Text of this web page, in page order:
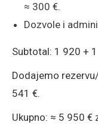
≈ 300 €.
Dozvole i
Subtotal: 1 920 +
Dodajemo
541 €.
Ukupno: ≈ 5 950 €